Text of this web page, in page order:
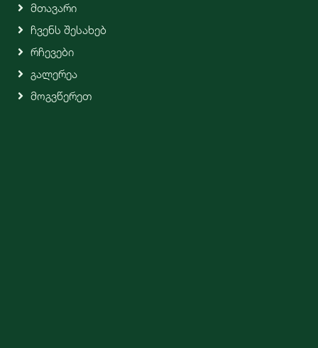
Მთავარი
Ჩვენს Შესახებ
Რჩევები
Გალერეა
Მოგვწერეთ